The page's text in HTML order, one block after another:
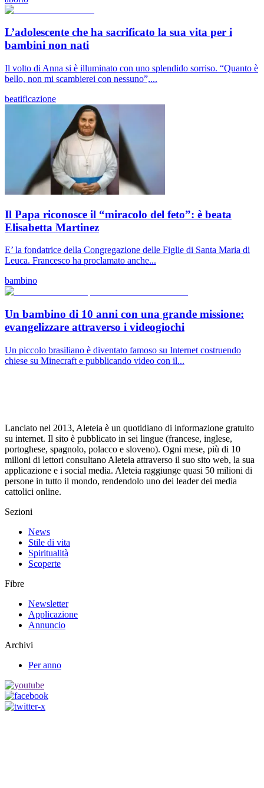
L’adolescente che ha sacrificato la sua vita per i
bambini non nati
Il volto di Anna si è illuminato con uno splendido sorriso. “Quanto è
bello, non mi scambierei con nessuno”,...
beatificazione
Il Papa riconosce il “miracolo del feto”: è beata
Elisabetta Martinez
E’ la fondatrice della Congregazione delle Figlie di Santa Maria di
Leuca. Francesco ha proclamato anche...
bambino
Un bambino di 10 anni con una grande missione:
evangelizzare attraverso i videogiochi
Un piccolo brasiliano è diventato famoso su Internet costruendo
chiese su Minecraft e pubblicando video con il...
Lanciato nel 2013, Aleteia è un quotidiano di informazione gratuito
su internet. Il sito è pubblicato in sei lingue (francese, inglese,
portoghese, spagnolo, polacco e sloveno). Ogni mese, più di 10
milioni di lettori consultano Aleteia attraverso il suo sito web, la sua
applicazione e i social media. Aleteia raggiunge quasi 50 milioni di
persone in tutto il mondo, rendendolo uno dei leader dei media
cattolici online.
Sezioni
News
Stile di vita
Spiritualità
Scoperte
Fibre
Newsletter
Applicazione
Annuncio
Archivi
Per anno